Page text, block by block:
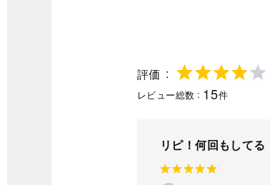
評価
レビュー総数 15件
リピ！何回もしてる